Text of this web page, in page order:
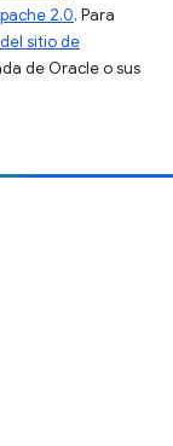
2.0. Para
sitio de
de Oracle o sus